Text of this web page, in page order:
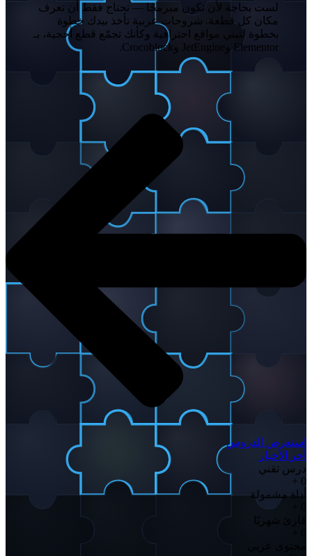
لست بحاجة لأن تكون مبرمجًا — تحتاج فقط أن تعرف
مكان كل قطعة. شروحات عربية تأخذ بيدك خطوة
بخطوة لتبني مواقع احترافية وكأنك تجمّع قطع أحجية، بـ
Elementor وJetEngine وCrocoblock.
استعرض الدروس
آخر الأخبار
درس تقني
0
+
أداة مشمولة
قارئ شهريًا